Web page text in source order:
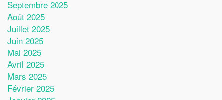
Septembre 2025
Août 2025
Juillet 2025
Juin 2025
Mai 2025
Avril 2025
Mars 2025
Février 2025